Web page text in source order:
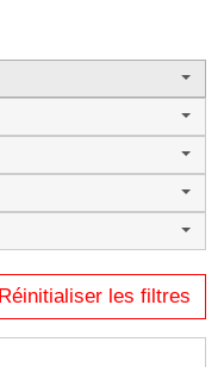
Réinitialiser les filtres